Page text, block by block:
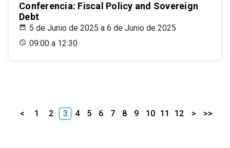
Conferencia: Fiscal Policy and Sovereign
Debt
5 de Junio de 2025 a 6 de Junio de 2025
09:00 a 12:30
< 1 2 3 4 5 6 7 8 9 10 11 12 > >>